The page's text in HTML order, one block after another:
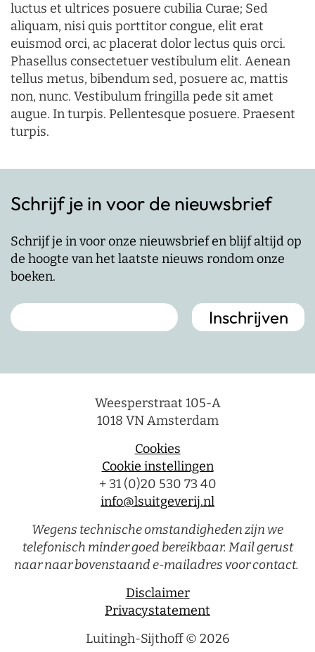
luctus et ultrices posuere cubilia Curae; Sed
aliquam, nisi quis porttitor congue, elit erat
euismod orci, ac placerat dolor lectus quis orci.
Phasellus consectetuer vestibulum elit. Aenean
tellus metus, bibendum sed, posuere ac, mattis
non, nunc. Vestibulum fringilla pede sit amet
augue. In turpis. Pellentesque posuere. Praesent
turpis.
Schrijf je in voor de nieuwsbrief
Schrijf je in voor onze nieuwsbrief en blijf altijd op
de hoogte van het laatste nieuws rondom onze
boeken.
Weesperstraat 105-A
1018 VN Amsterdam
Cookies
Cookie instellingen
+ 31 (0)20 530 73 40
info@lsuitgeverij.nl
Wegens technische omstandigheden zijn we
telefonisch minder goed bereikbaar. Mail gerust
naar naar bovenstaand e-mailadres voor contact.
Disclaimer
Privacystatement
Luitingh-Sijthoff © 2026